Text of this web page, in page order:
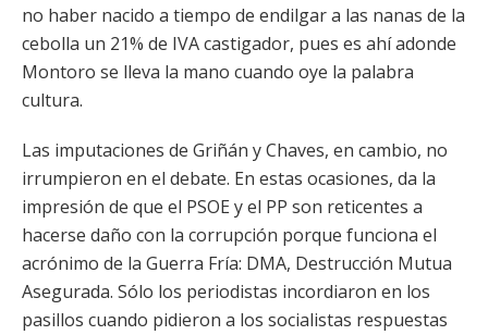
no haber nacido a tiempo de endilgar a las nanas de la
cebolla un 21% de IVA castigador, pues es ahí adonde
Montoro se lleva la mano cuando oye la palabra
cultura.
Las imputaciones de Griñán y Chaves, en cambio, no
irrumpieron en el debate. En estas ocasiones, da la
impresión de que el PSOE y el PP son reticentes a
hacerse daño con la corrupción porque funciona el
acrónimo de la Guerra Fría: DMA, Destrucción Mutua
Asegurada. Sólo los periodistas incordiaron en los
pasillos cuando pidieron a los socialistas respuestas